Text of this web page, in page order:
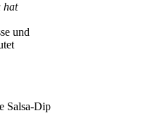
hat
und
Salsa-Dip